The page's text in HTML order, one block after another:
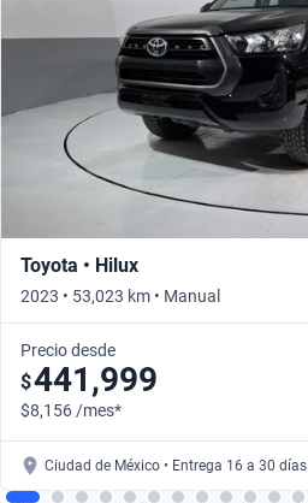
Toyota • Hilux
2023 • 53,023 km • Manual
Precio desde
$441,999
$8,156 /mes*
Ciudad de México • Entrega 16 a 30 días